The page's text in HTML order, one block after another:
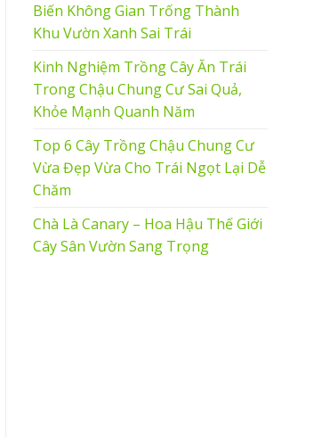
Biến Không Gian Trống Thành
Khu Vườn Xanh Sai Trái
Kinh Nghiệm Trồng Cây Ăn Trái
Trong Chậu Chung Cư Sai Quả,
Khỏe Mạnh Quanh Năm
Top 6 Cây Trồng Chậu Chung Cư
Vừa Đẹp Vừa Cho Trái Ngọt Lại Dễ
Chăm
Chà Là Canary – Hoa Hậu Thế Giới
Cây Sân Vườn Sang Trọng